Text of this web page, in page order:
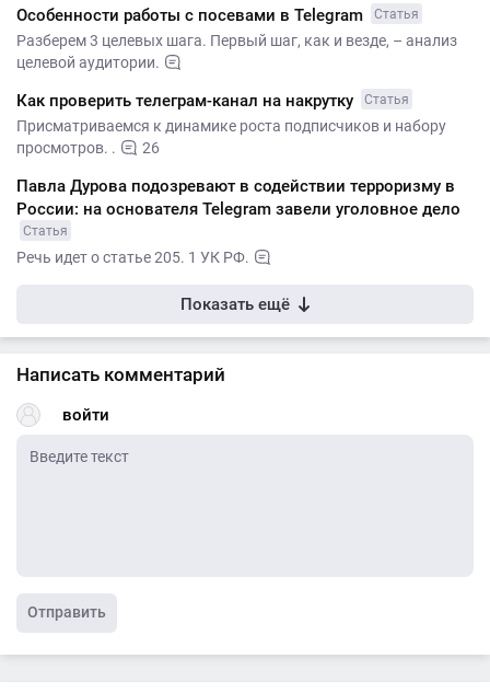
Особенности работы с посевами в Telegram Статья
Разберем 3 целевых шага. Первый шаг, как и везде, – анализ
целевой аудитории.
Как проверить телеграм-канал на накрутку Статья
Присматриваемся к динамике роста подписчиков и набору
просмотров. .
26
Павла Дурова подозревают в содействии терроризму в
России: на основателя Telegram завели уголовное дело
Статья
Речь идет о статье 205. 1 УК РФ.
Показать ещё
Написать комментарий
войти
Отправить